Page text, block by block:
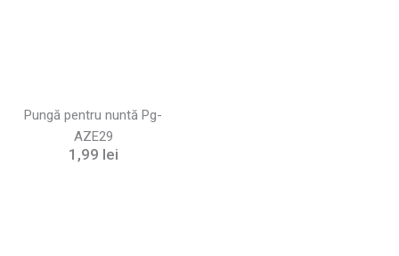
Pungă pentru nuntă Pg-
AZE29
1,99 lei